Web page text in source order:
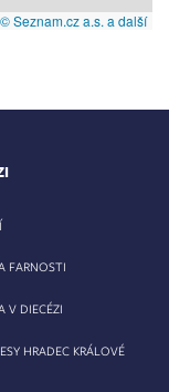
© Seznam.cz a.s. a další
FARNOSTI
V DIECÉZI
HRADEC KRÁLOVÉ